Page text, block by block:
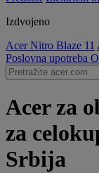
Izdvojeno
Acer Nitro Blaze 11
Poslovna upotreba
Acer za
za
Srbija